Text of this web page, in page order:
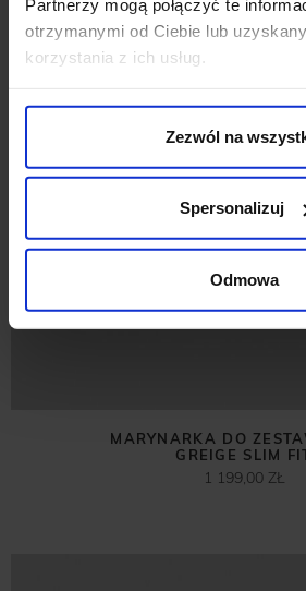
Partnerzy mogą połączyć te
otrzymanymi od Ciebie lub
korzystania z ich usług.
Zezwól na
Spersonalizuj
Odmowa
MARYNARKA DO
GREIGE SLIM
1 199,00 ZŁ